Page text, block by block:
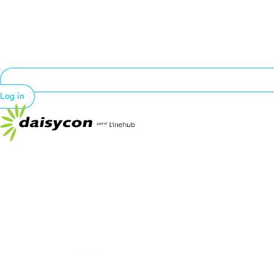
Log in